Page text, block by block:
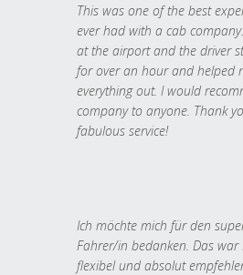
This was one of the best
ever had with a cab
at the airport and the driver
for over an hour and helped
everything out. I would
company to anyone. Thank
fabulous service!
Ich möchte mich für den
Fahrer/in bedanken. Das war
flexibel und absolut